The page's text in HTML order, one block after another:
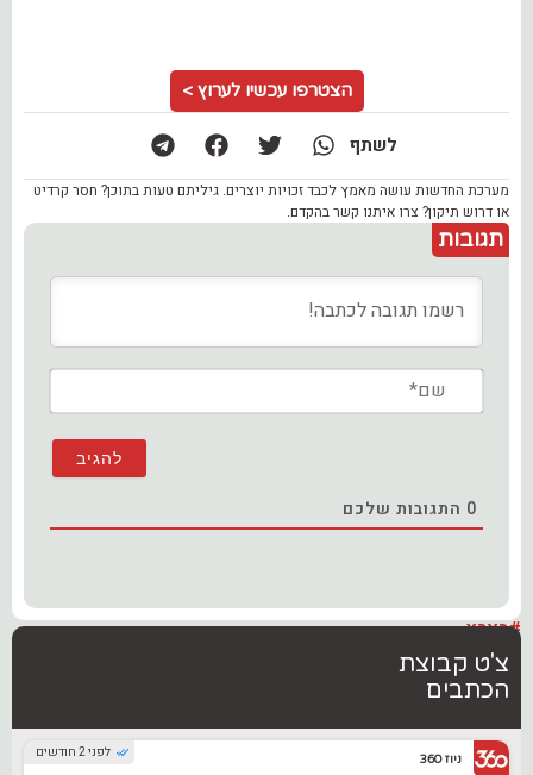
הצטרפו עכשיו לערוץ >
לשתף
מערכת החדשות עושה מאמץ לכבד זכויות יוצרים. גיליתם טעות בתוכן? חסר קרדיט
או דרוש תיקון? צרו איתנו קשר בהקדם.
תגובות
0 התגובות שלכם
#בארץ
צ'ט קבוצת
הכתבים
לפני 2 חודשים ניוז 360